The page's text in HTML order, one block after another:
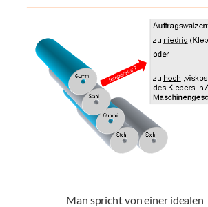
Man spricht von einer idealen